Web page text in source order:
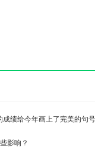
绩给今年画上了完美的句号
影响？